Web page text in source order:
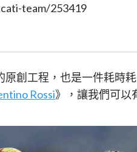
team/253419
創工程，也是一件耗時
Rossi》，讓我們可以